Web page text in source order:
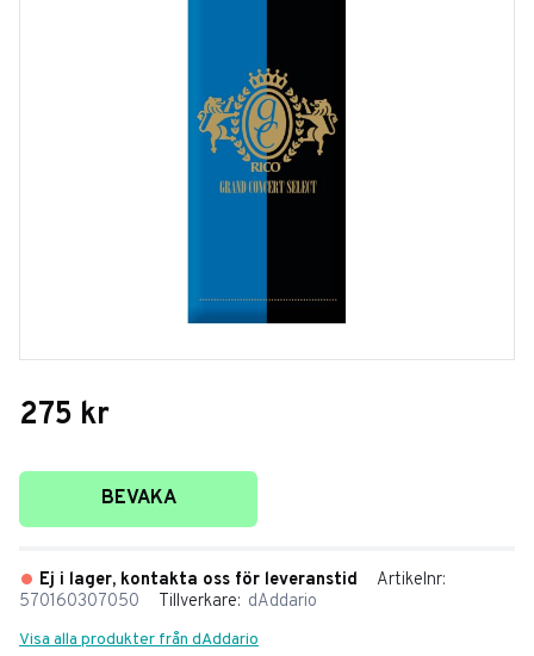
275 kr
Lägg till i favoriter
BEVAKA
Ej i lager, kontakta oss för leveranstid
Artikelnr
570160307050
Tillverkare dAddario
Visa alla produkter från dAddario